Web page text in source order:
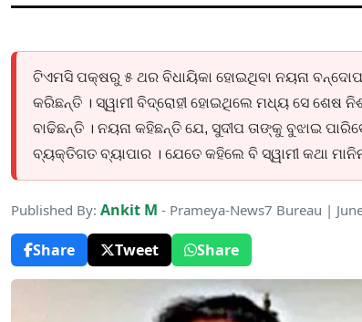
ଟିଏମସି ପକ୍ଷରୁ ୫ ଥର ବିଧାୟିକା ହୋଇଥିବା ନୟନା
କରିଛନ୍ତି । ସ୍ୱାମୀ ବିଦ୍ରୋହୀ ହୋଇଥିଲେ ମଧ୍ୟ ସେ ଶେଷ
ବାଢିଛନ୍ତି । ନୟନା କହିଛନ୍ତି ଯେ, ସୁଦୀପ ତାଙ୍କୁ ବୁଝାଇ
ବ୍ୟକ୍ତିଗତ ବ୍ୟାପାର । ଯେତେ କହିଲେ ବି ସ୍ୱାମୀ କଥା
Published By: Ankit M - Prameya-News7 Bureau |
Share
Tweet Share